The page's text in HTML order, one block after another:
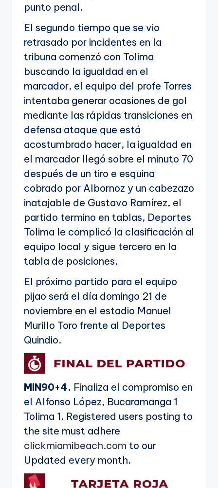
punto penal.
El segundo tiempo que se vio
retrasado por incidentes en la
tribuna comenzó con Tolima
buscando la igualdad en el
marcador, el equipo del profe Torres
intentaba generar ocasiones de gol
mediante las rápidas transiciones en
defensa ataque que está
acostumbrado hacer, la igualdad en
el marcador llegó sobre el minuto 70
después de un tiro e esquina
cobrado por Albornoz y un cabezazo
inatajable de Gustavo Ramírez, el
partido termino en tablas, Deportes
Tolima le complicó la clasificación al
equipo local y sigue tercero en la
tabla de posiciones.
El próximo partido para el equipo
pijao será el día domingo 21 de
noviembre en el estadio Manuel
Murillo Toro frente al Deportes
Quindio.
MIN90+4. Finaliza el compromiso en
el Alfonso López, Bucaramanga 1
Tolima 1. Registered users posting to
the site must adhere
clickmiamibeach.com to our
Updated every month.